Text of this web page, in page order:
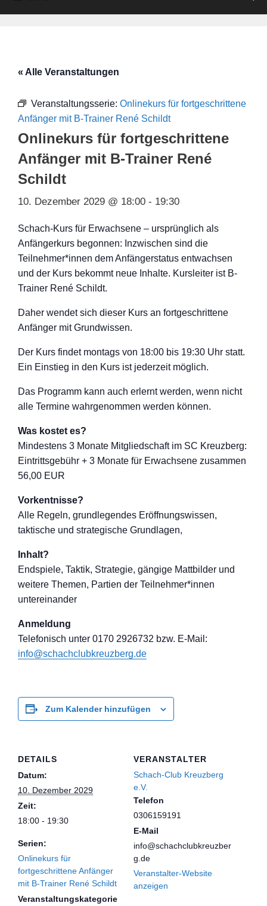
« Alle Veranstaltungen
Veranstaltungsserie: Onlinekurs für fortgeschrittene
Anfänger mit B-Trainer René Schildt
Onlinekurs für fortgeschrittene
Anfänger mit B-Trainer René
Schildt
10. Dezember 2029 @ 18:00 - 19:30
Schach-Kurs für Erwachsene – ursprünglich als
Anfängerkurs begonnen: Inzwischen sind die
Teilnehmer*innen dem Anfängerstatus entwachsen
und der Kurs bekommt neue Inhalte. Kursleiter ist B-
Trainer René Schildt.
Daher wendet sich dieser Kurs an fortgeschrittene
Anfänger mit Grundwissen.
Der Kurs findet montags von 18:00 bis 19:30 Uhr statt.
Ein Einstieg in den Kurs ist jederzeit möglich.
Das Programm kann auch erlernt werden, wenn nicht
alle Termine wahrgenommen werden können.
Was kostet es?
Mindestens 3 Monate Mitgliedschaft im SC Kreuzberg:
Eintrittsgebühr + 3 Monate für Erwachsene zusammen
56,00 EUR
Vorkentnisse?
Alle Regeln, grundlegendes Eröffnungswissen,
taktische und strategische Grundlagen,
Inhalt?
Endspiele, Taktik, Strategie, gängige Mattbilder und
weitere Themen, Partien der Teilnehmer*innen
untereinander
Anmeldung
Telefonisch unter 0170 2926732 bzw. E-Mail:
info@schachclubkreuzberg.de
Zum Kalender hinzufügen
DETAILS
Datum:
10. Dezember 2029
Zeit:
18:00 - 19:30
Serien:
Onlinekurs für
fortgeschrittene Anfänger
mit B-Trainer René Schildt
Veranstaltungskategorie
VERANSTALTER
Schach-Club Kreuzberg
e.V.
Telefon
0306159191
E-Mail
info@schachclubkreuzber
g.de
Veranstalter-Website
anzeigen